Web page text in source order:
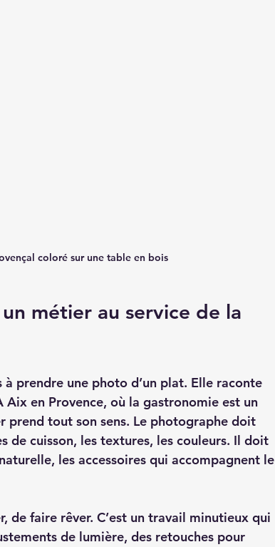
coloré sur une table en bois
métier au service de la
prendre une photo d’un plat. Elle raconte
en Provence, où la gastronomie est un
tout son sens. Le photographe doit
de cuisson, les textures, les couleurs. Il doit
les accessoires qui accompagnent le
de faire rêver. C’est un travail minutieux qui
de lumière, des retouches pour